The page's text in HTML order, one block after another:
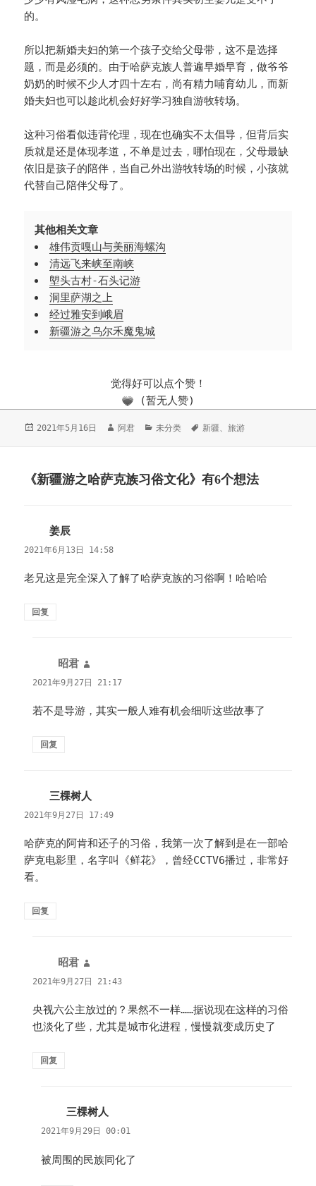
的。
所以把新婚夫妇的第一个孩子交给父母带，这不是选择
题，而是必须的。由于哈萨克族人普遍早婚早育，做爷爷
奶奶的时候不少人才四十左右，尚有精力哺育幼儿，而新
婚夫妇也可以趁此机会好好学习独自游牧转场。
这种习俗看似违背伦理，现在也确实不太倡导，但背后实
质就是还是体现孝道，不单是过去，哪怕现在，父母最缺
依旧是孩子的陪伴，当自己外出游牧转场的时候，小孩就
代替自己陪伴父母了。
其他相关文章
雄伟贡嘎山与美丽海螺沟
清远飞来峡至南峡
塱头古村-石头记游
洞里萨湖之上
经过雅安到峨眉
新疆游之乌尔禾魔鬼城
觉得好可以点个赞！
(暂无人赞)
发
2021年5月16日
作
阿君
分
未分类
标
新疆、旅游
《新疆游之哈萨克族习俗文化》有6个想法
姜辰
道：
2021年6月13日 14:58
老兄这是完全深入了解了哈萨克族的习俗啊！哈哈哈
回复
昭君
道：
2021年9月27日 21:17
若不是导游，其实一般人难有机会细听这些故事了
回复
三棵树人
道：
2021年9月27日 17:49
哈萨克的阿肯和还子的习俗，我第一次了解到是在一部哈
萨克电影里，名字叫《鲜花》，曾经CCTV6播过，非常好
看。
回复
昭君
道：
2021年9月27日 21:43
央视六公主放过的？果然不一样……据说现在这样的习俗
也淡化了些，尤其是城市化进程，慢慢就变成历史了
回复
三棵树人
道：
2021年9月29日 00:01
被周围的民族同化了